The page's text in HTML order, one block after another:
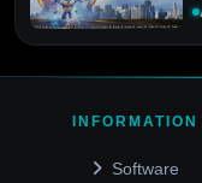
INFORMATION
Software